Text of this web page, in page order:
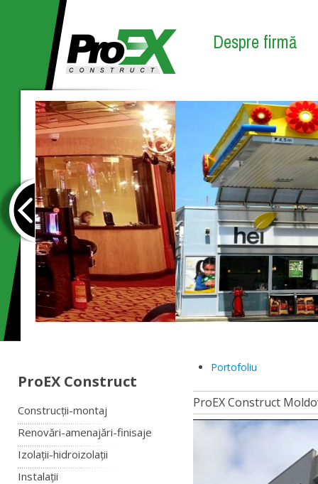
Despre firmă
ProEX Construct
Construcții-montaj
Renovări-amenajări-finisaje
Izolații-hidroizolații
Instalații
Portofoliu
ProEX Construct